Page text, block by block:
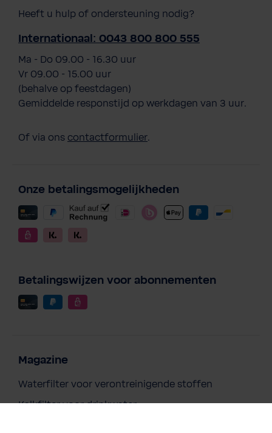
Heeft u hulp of ondersteuning nodig?
Internationaal: 0043 800 800 555
Ma - Do 09.00 - 16.30 uur
Vr 09.00 - 15.00 uur
(behalve op feestdagen)
Gemiddelde responstijd op werkdagen van 3 uur.
Of via ons contactformulier.
Onze betalingsmogelijkheden
Betalingswijzen voor abonnementen
Magazine
Waterfilter voor verontreinigende stoffen
Kalkfilter voor drinkwater